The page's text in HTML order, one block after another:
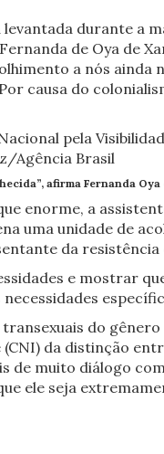
durante a
de Oya de
a nós
causa do
afirma Fernanda Oya
enorme, a
uma unidade de
da resistência
e mostrar
do
da distinção
de muito diálogo
ele seja